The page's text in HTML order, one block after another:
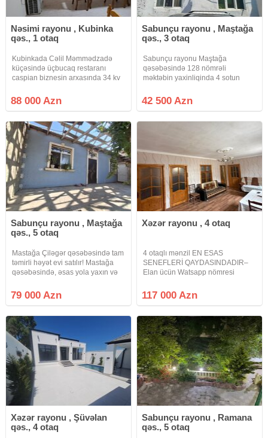
Nəsimi rayonu , Kubinka
qəs., 1 otaq
Kubinkada Cəlil Məmmədzadə
küçəsində üçbucaq restaranı
caspian biznesin arxasında 34 kv
var real alıclar narahat etsin
88000 azn
88 000 Azn
Sabunçu rayonu , Maştağa
qəs., 3 otaq
Sabunçu rayonu Maştağa
qəsəbəsində 128 nömrəli
məktəbin yaxinliqinda 4 sotun
orta təmirli həyət evi.Evin qazi,
suyu, işiqi var.Evin sənəti Paket
42 500 Azn
Sabunçu rayonu , Maştağa
qəs., 5 otaq
Mastağa Çiləgər qəsəbəsində tam
təmirli həyət evi satılır! Mastağa
qəsəbəsində, əsas yola yaxın və
yerləşən 2.5 sot torpaq sahəsində
tikilmiş, 130 m², 5 otaqlı tam təmirli
79 000 Azn
Xəzər rayonu , 4 otaq
4 otaqlı mənzil EN ESAS
SENEFLERİ QAYDASINDADIR–
Elan ücün Watsapp nömresi
sanitar qovşağı ilə Xəzər rayonu
Binə qesebedi - Zal: Uzun və işıqlı,
və
117 000 Azn
Xəzər rayonu , Şüvəlan
qəs., 4 otaq
Sabunçu rayonu , Ramana
qəs., 5 otaq